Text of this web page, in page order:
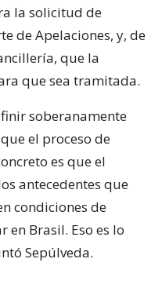
la solicitud de
de Apelaciones, y, de
que la
que sea tramitada.
soberanamente
el proceso de
es que el
antecedentes que
condiciones de
Brasil. Eso es lo
Sepúlveda.